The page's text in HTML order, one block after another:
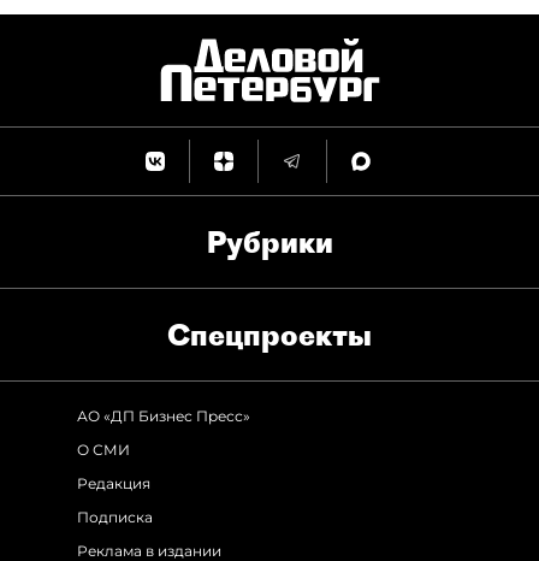
Рубрики
Спец­проекты
АО «ДП Бизнес Пресс»
О СМИ
Редакция
Подписка
Реклама в издании